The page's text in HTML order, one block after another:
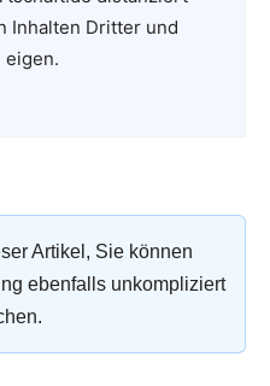
Inhalten Dritter und
eigen.
Artikel, Sie können
ebenfalls unkompliziert